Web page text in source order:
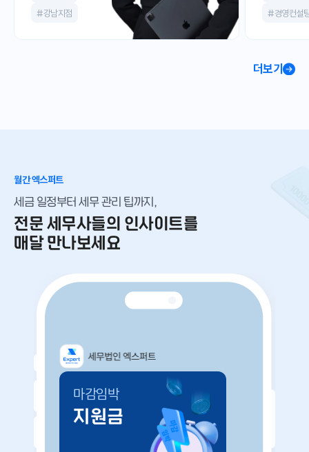
더보기
#강남지점
#경영컨설
월간 엑스퍼트
세금 일정부터 세무 관리 팁까지,
전문 세무사들의 인사이트를
매달 만나보세요
마감임박
지원금